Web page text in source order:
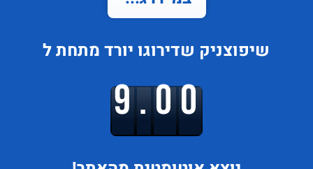
שיפוצניק שדירוגו יורד מתחת ל
9.00